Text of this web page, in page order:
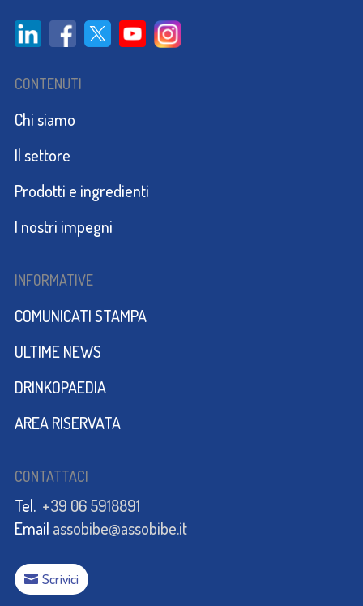
CONTENUTI
Chi siamo
Il settore
Prodotti e ingredienti
I nostri impegni
INFORMATIVE
COMUNICATI STAMPA
ULTIME NEWS
DRINKOPAEDIA
AREA RISERVATA
CONTATTACI
Tel. +39 06 5918891
Email assobibe@assobibe.it
Scrivici